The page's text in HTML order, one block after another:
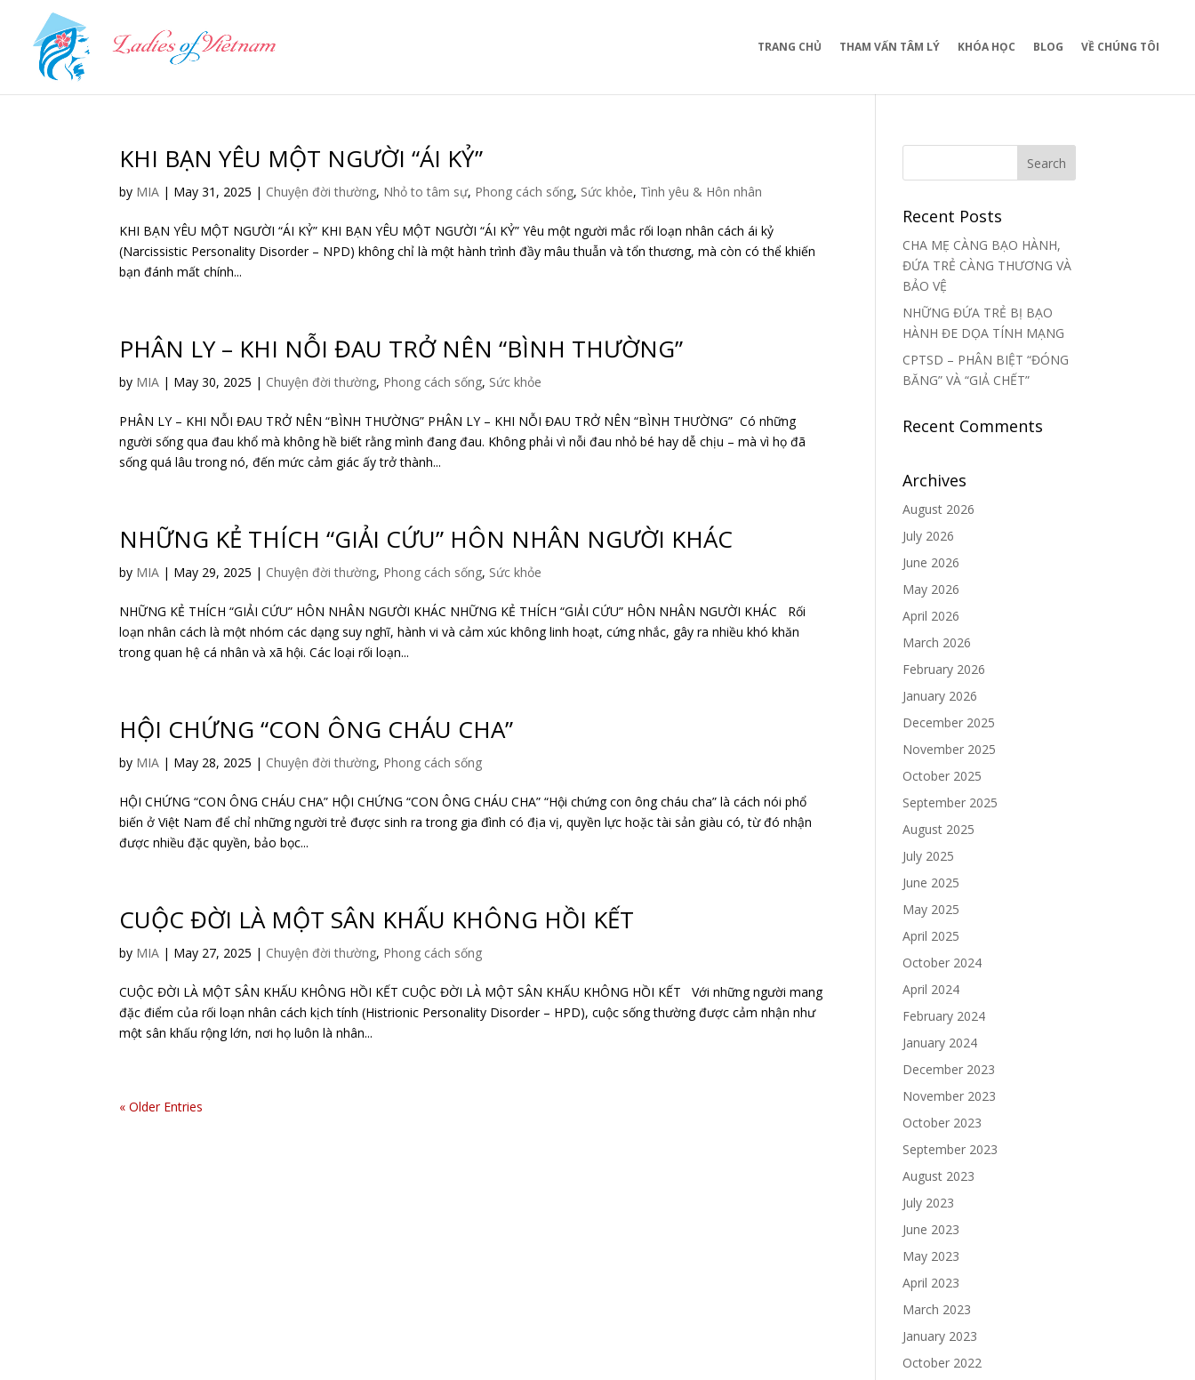
TRANG CHỦ THAM VẤN TÂM LÝ KHÓA HỌC BLOG VỀ CHÚNG TÔI
KHI BẠN YÊU MỘT NGƯỜI “ÁI KỶ”
by MIA | May 31, 2025 | Chuyện đời thường, Nhỏ to tâm sự, Phong cách sống, Sức khỏe, Tình yêu & Hôn nhân
KHI BẠN YÊU MỘT NGƯỜI “ÁI KỶ” KHI BẠN YÊU MỘT NGƯỜI “ÁI KỶ” Yêu một người mắc rối loạn nhân cách ái kỷ
(Narcissistic Personality Disorder – NPD) không chỉ là một hành trình đầy mâu thuẫn và tổn thương, mà còn có thể khiến
bạn đánh mất chính...
PHÂN LY – KHI NỖI ĐAU TRỞ NÊN “BÌNH THƯỜNG”
by MIA | May 30, 2025 | Chuyện đời thường, Phong cách sống, Sức khỏe
PHÂN LY – KHI NỖI ĐAU TRỞ NÊN “BÌNH THƯỜNG” PHÂN LY – KHI NỖI ĐAU TRỞ NÊN “BÌNH THƯỜNG” ​ Có những
người sống qua đau khổ mà không hề biết rằng mình đang đau. Không phải vì nỗi đau nhỏ bé hay dễ chịu – mà vì họ đã
sống quá lâu trong nó, đến mức cảm giác ấy trở thành...
NHỮNG KẺ THÍCH “GIẢI CỨU” HÔN NHÂN NGƯỜI KHÁC
by MIA | May 29, 2025 | Chuyện đời thường, Phong cách sống, Sức khỏe
NHỮNG KẺ THÍCH “GIẢI CỨU” HÔN NHÂN NGƯỜI KHÁC NHỮNG KẺ THÍCH “GIẢI CỨU” HÔN NHÂN NGƯỜI KHÁC Rối
loạn nhân cách là một nhóm các dạng suy nghĩ, hành vi và cảm xúc không linh hoạt, cứng nhắc, gây ra nhiều khó khăn
trong quan hệ cá nhân và xã hội. Các loại rối loạn...
HỘI CHỨNG “CON ÔNG CHÁU CHA”
by MIA | May 28, 2025 | Chuyện đời thường, Phong cách sống
HỘI CHỨNG “CON ÔNG CHÁU CHA” HỘI CHỨNG “CON ÔNG CHÁU CHA” “Hội chứng con ông cháu cha” là cách nói phổ
biến ở Việt Nam để chỉ những người trẻ được sinh ra trong gia đình có địa vị, quyền lực hoặc tài sản giàu có, từ đó nhận
được nhiều đặc quyền, bảo bọc...
CUỘC ĐỜI LÀ MỘT SÂN KHẤU KHÔNG HỒI KẾT
by MIA | May 27, 2025 | Chuyện đời thường, Phong cách sống
CUỘC ĐỜI LÀ MỘT SÂN KHẤU KHÔNG HỒI KẾT CUỘC ĐỜI LÀ MỘT SÂN KHẤU KHÔNG HỒI KẾT Với những người mang
đặc điểm của rối loạn nhân cách kịch tính (Histrionic Personality Disorder – HPD), cuộc sống thường được cảm nhận như
một sân khấu rộng lớn, nơi họ luôn là nhân...
« Older Entries
Recent Posts
CHA MẸ CÀNG BẠO HÀNH,
ĐỨA TRẺ CÀNG THƯƠNG VÀ
BẢO VỆ
NHỮNG ĐỨA TRẺ BỊ BẠO
HÀNH ĐE DỌA TÍNH MẠNG
CPTSD – PHÂN BIỆT “ĐÓNG
BĂNG” VÀ “GIẢ CHẾT”
Recent Comments
Archives
August 2026
July 2026
June 2026
May 2026
April 2026
March 2026
February 2026
January 2026
December 2025
November 2025
October 2025
September 2025
August 2025
July 2025
June 2025
May 2025
April 2025
October 2024
April 2024
February 2024
January 2024
December 2023
November 2023
October 2023
September 2023
August 2023
July 2023
June 2023
May 2023
April 2023
March 2023
January 2023
October 2022